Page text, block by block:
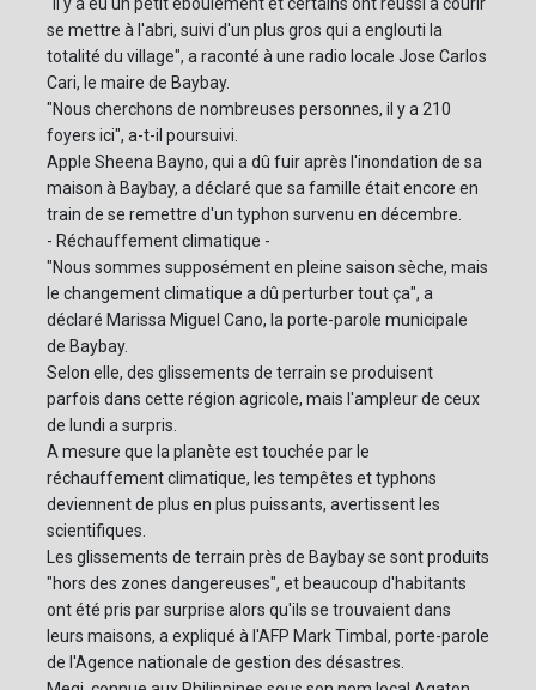
"Il y a eu un petit éboulement et certains ont réussi à courir
se mettre à l'abri, suivi d'un plus gros qui a englouti la
totalité du village", a raconté à une radio locale Jose Carlos
Cari, le maire de Baybay.
"Nous cherchons de nombreuses personnes, il y a 210
foyers ici", a-t-il poursuivi.
Apple Sheena Bayno, qui a dû fuir après l'inondation de sa
maison à Baybay, a déclaré que sa famille était encore en
train de se remettre d'un typhon survenu en décembre.
- Réchauffement climatique -
"Nous sommes supposément en pleine saison sèche, mais
le changement climatique a dû perturber tout ça", a
déclaré Marissa Miguel Cano, la porte-parole municipale
de Baybay.
Selon elle, des glissements de terrain se produisent
parfois dans cette région agricole, mais l'ampleur de ceux
de lundi a surpris.
A mesure que la planète est touchée par le
réchauffement climatique, les tempêtes et typhons
deviennent de plus en plus puissants, avertissent les
scientifiques.
Les glissements de terrain près de Baybay se sont produits
"hors des zones dangereuses", et beaucoup d'habitants
ont été pris par surprise alors qu'ils se trouvaient dans
leurs maisons, a expliqué à l'AFP Mark Timbal, porte-parole
de l'Agence nationale de gestion des désastres.